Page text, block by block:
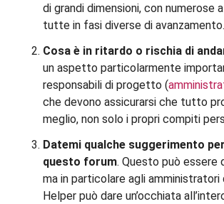
di grandi dimensioni, con numerose
tutte in fasi diverse di avanzamento.
Cosa è in ritardo o rischia di
un aspetto particolarmente
responsabili di progetto (
che devono assicurarsi che tutto
meglio, non solo i propri compiti
Datemi qualche suggerimento
questo forum. Questo può essere
ma in particolare agli amministratori
Helper può dare un’occhiata